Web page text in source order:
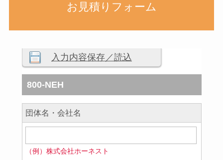
お見積りフォーム